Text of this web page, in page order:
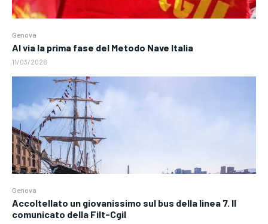
Genova
Al via la prima fase del Metodo Nave Italia
11/03/2026
Genova
Accoltellato un giovanissimo sul bus della linea 7. Il
comunicato della Filt-Cgil